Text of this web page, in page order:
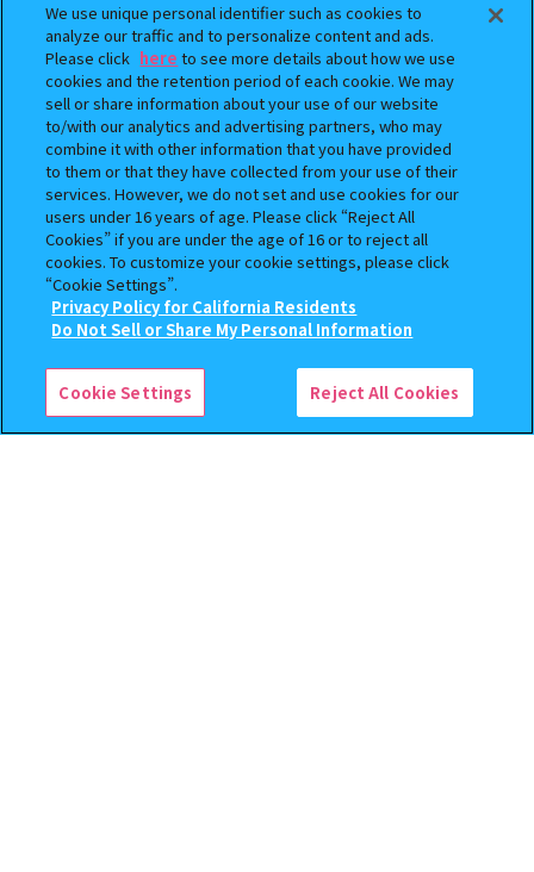
BOUNTY HUNTER 『スカル
くん』ミニチュアフィギュアコ
レクション２
オンライン 500円
おジャ魔女どれみ めじるし
アクセサリー ポロンタップ
ver. 2
オンライン
予約 予約
この商品が売っているお店
We use unique personal identifier such as cookies to
analyze our traffic and to personalize content and ads.
Please click here to see more details about how we use
cookies and the retention period of each cookie. We may
sell or share information about your use of our website
to/with our analytics and advertising partners, who may
combine it with other information that you have provided
to them or that they have collected from your use of their
services. However, we do not set and use cookies for our
users under 16 years of age. Please click “Reject All
Cookies” if you are under the age of 16 or to reject all
cookies. To customize your cookie settings, please click
“Cookie Settings”.
Privacy Policy for California Residents
Do Not Sell or Share My Personal Information
Cookie Settings Reject All Cookies